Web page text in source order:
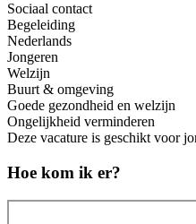
Sociaal contact
Begeleiding
Nederlands
Jongeren
Welzijn
Buurt & omgeving
Goede gezondheid en welzijn
Ongelijkheid verminderen
Deze vacature is geschikt voor
Hoe kom ik er?